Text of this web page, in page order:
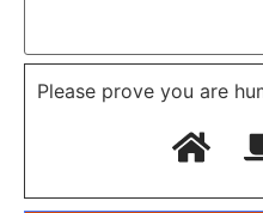
Please prove you are